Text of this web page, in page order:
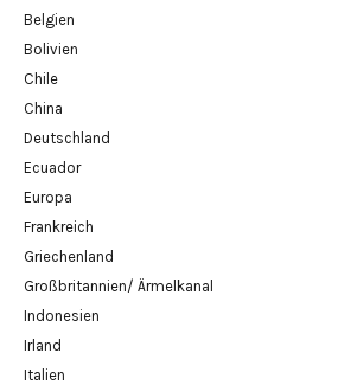
Belgien
Bolivien
Chile
China
Deutschland
Ecuador
Europa
Frankreich
Griechenland
Großbritannien/ Ärmelkanal
Indonesien
Irland
Italien